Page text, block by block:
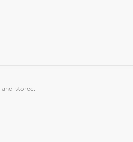
stored.